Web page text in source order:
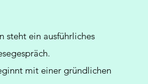
steht ein ausführliches
mit einer gründlichen